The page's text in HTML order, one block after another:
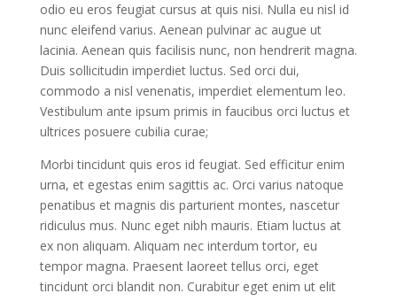
odio eu eros feugiat cursus at quis nisi. Nulla eu nisl id
nunc eleifend varius. Aenean pulvinar ac augue ut
lacinia. Aenean quis facilisis nunc, non hendrerit magna.
Duis sollicitudin imperdiet luctus. Sed orci dui,
commodo a nisl venenatis, imperdiet elementum leo.
Vestibulum ante ipsum primis in faucibus orci luctus et
ultrices posuere cubilia curae;
Morbi tincidunt quis eros id feugiat. Sed efficitur enim
urna, et egestas enim sagittis ac. Orci varius natoque
penatibus et magnis dis parturient montes, nascetur
ridiculus mus. Nunc eget nibh mauris. Etiam luctus at
ex non aliquam. Aliquam nec interdum tortor, eu
tempor magna. Praesent laoreet tellus orci, eget
tincidunt orci blandit non. Curabitur eget enim ut elit